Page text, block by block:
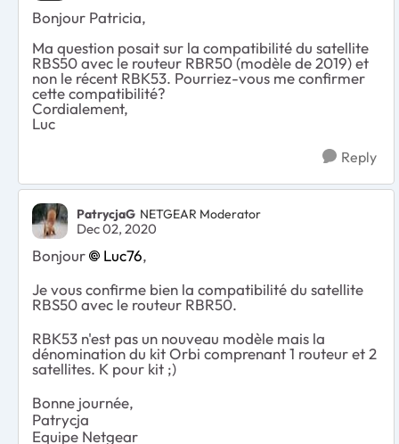
Bonjour Patricia,
Ma question posait sur la compatibilité du satellite
RBS50 avec le routeur RBR50 (modèle de 2019) et
non le récent RBK53. Pourriez-vous me confirmer
cette compatibilité?
Cordialement,
Luc
Reply
PatrycjaG NETGEAR Moderator
Dec 02, 2020
Bonjour Luc76,
Je vous confirme bien la compatibilité du satellite
RBS50 avec le routeur RBR50.
RBK53 n'est pas un nouveau modèle mais la
dénomination du kit Orbi comprenant 1 routeur et 2
satellites. K pour kit ;)
Bonne journée,
Patrycja
Equipe Netgear